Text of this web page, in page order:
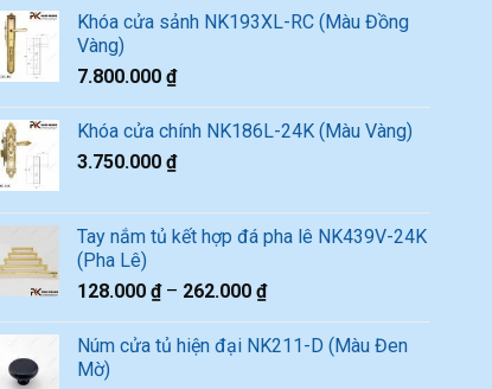
Khóa cửa sảnh NK193XL-RC (Màu Đồng
Vàng)
7.800.000₫
Khóa cửa chính NK186L-24K (Màu Vàng)
3.750.000₫
Tay nắm tủ kết hợp đá pha lê NK439V-24K
(Pha Lê)
128.000₫– 262.000₫
Núm cửa tủ hiện đại NK211-D (Màu Đen
Mờ)